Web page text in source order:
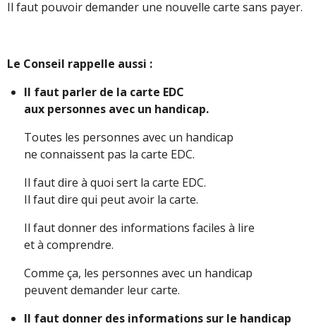
Il faut pouvoir demander une nouvelle carte sans payer.
Le Conseil rappelle aussi :
Il faut parler de la carte EDC
aux personnes avec un handicap.
Toutes les personnes avec un handicap
ne connaissent pas la carte EDC.
Il faut dire à quoi sert la carte EDC.
Il faut dire qui peut avoir la carte.
Il faut donner des informations faciles à lire
et à comprendre.
Comme ça, les personnes avec un handicap
peuvent demander leur carte.
Il faut donner des informations sur le handicap